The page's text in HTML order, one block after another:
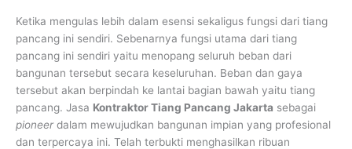
Ketika mengulas lebih dalam esensi sekaligus fungsi dari tiang
pancang ini sendiri. Sebenarnya fungsi utama dari tiang
pancang ini sendiri yaitu menopang seluruh beban dari
bangunan tersebut secara keseluruhan. Beban dan gaya
tersebut akan berpindah ke lantai bagian bawah yaitu tiang
pancang. Jasa Kontraktor Tiang Pancang Jakarta sebagai
pioneerdalam mewujudkan bangunan impian yang profesional
dan terpercaya ini. Telah terbukti menghasilkan ribuan